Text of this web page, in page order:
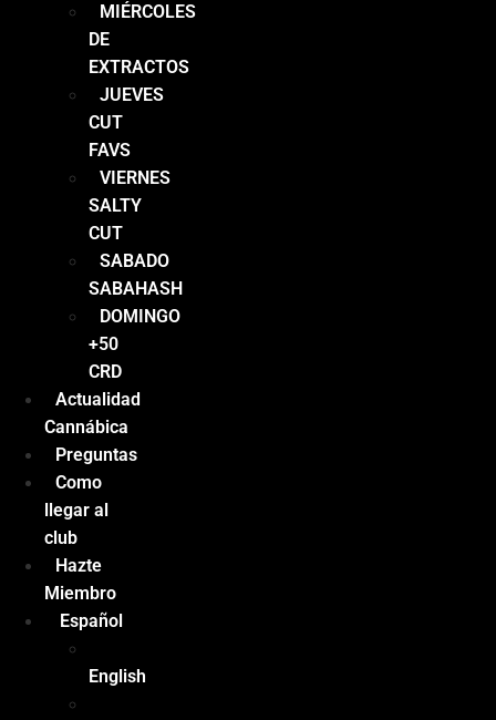
MIÉRCOLES
DE
EXTRACTOS
JUEVES
CUT
FAVS
VIERNES
SALTY
CUT
SABADO
SABAHASH
DOMINGO
+50
CRD
Actualidad
Cannábica
Preguntas
Como
llegar al
club
Hazte
Miembro
Español
English